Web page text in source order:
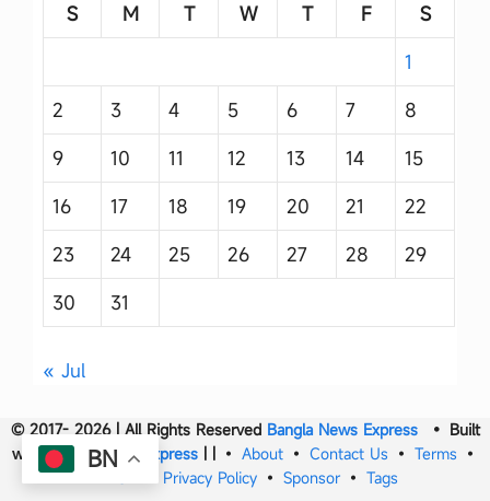
S
M T W T F
S
1
2
3 4 5 6 7
8
9
10 11 12 13 14
15
16
17 18 19 20 21
22
23
24 25 26 27 28
29
30
31
« Jul
© 2017- 2026 | All Rights Reserved Bangla News Express• Built
withBangla News Express | | • About • Contact Us • Terms •
Privacy Policy • Sponsor • Tags
BN